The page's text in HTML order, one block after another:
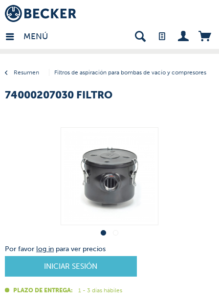
MENÚ
Resumen Filtros de aspiración para bombas de vacío y compresores
- ES
74000207030 FILTRO
Por favor log in para ver precios
INICIAR SESIÓN
PLAZO DE ENTREGA: 1 - 3 días hábiles